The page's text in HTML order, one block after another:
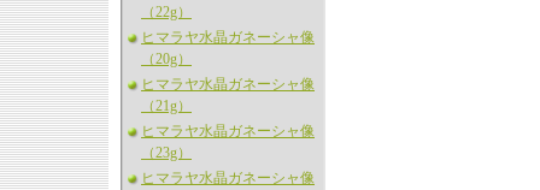
（22g）
ヒマラヤ水晶ガネーシャ像
（20g）
ヒマラヤ水晶ガネーシャ像
（21g）
ヒマラヤ水晶ガネーシャ像
（23g）
ヒマラヤ水晶ガネーシャ像